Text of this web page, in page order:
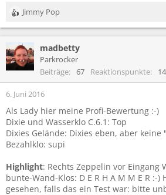
R
e
k
t
i
n
e
n
:
Jimmy Pop
madbetty
Parkrocker
Beiträge
67 Reaktionspunkte 14
6. Juni 2016
Als Lady hier meine Profi-Bewertung :-)
Dixie und Wasserklo C.6.1: Top
Dixies Gelände: Dixies eben, aber
Bezahlklo: supi
Highlight: Rechts Zeppelin vor Eingang
bunte-Wand-Klos: D E R H A M M E R
gesehen, falls das ein Test war: bitte